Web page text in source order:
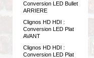
Conversion LED Bullet
ARRIERE
Clignos HD HDI :
Conversion LED Plat
AVANT
Clignos HD HDI :
Conversion LED Plat